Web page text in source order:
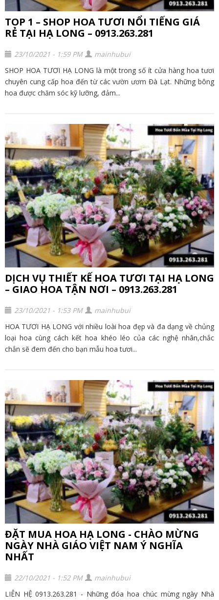
TOP 1 – SHOP HOA TƯƠI NỔI TIẾNG GIÁ
RẺ TẠI HẠ LONG – 0913.263.281
23/10/2021 - 1:59 PM
mainhubui
SHOP HOA TƯƠI HẠ LONG là một trong số ít cửa hàng hoa tươi
chuyên cung cấp hoa đến từ các vườn ươm Đà Lạt. Những bông
hoa được chăm sóc kỹ lưỡng, đảm...
DỊCH VỤ THIẾT KẾ HOA TƯƠI TẠI HẠ LONG
– GIAO HOA TẬN NƠI – 0913.263.281
23/10/2021 - 1:53 PM
mainhubui
HOA TƯƠI HẠ LONG với nhiều loài hoa đẹp và đa dạng về chủng
loại hoa cùng cách kết hoa khéo léo của các nghệ nhân,chắc
chắn sẽ đem đến cho bạn mẫu hoa tươi...
ĐẶT MUA HOA HẠ LONG - CHÀO MỪNG
NGÀY NHÀ GIÁO VIỆT NAM Ý NGHĨA
NHẤT
22/10/2021 - 1:52 PM
mainhubui
LIÊN HỆ 0913.263.281 - Những đóa hoa chúc mừng ngày Nhà